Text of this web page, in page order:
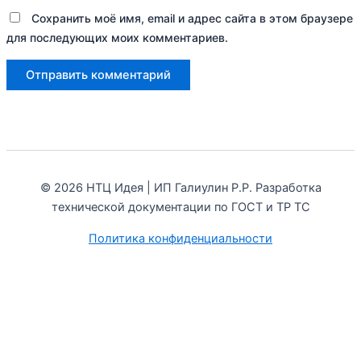
Сохранить моё имя, email и адрес сайта в этом браузере
для последующих моих комментариев.
© 2026 НТЦ Идея | ИП Галиулин Р.Р. Разработка
технической документации по ГОСТ и ТР ТС
Политика конфиденциальности